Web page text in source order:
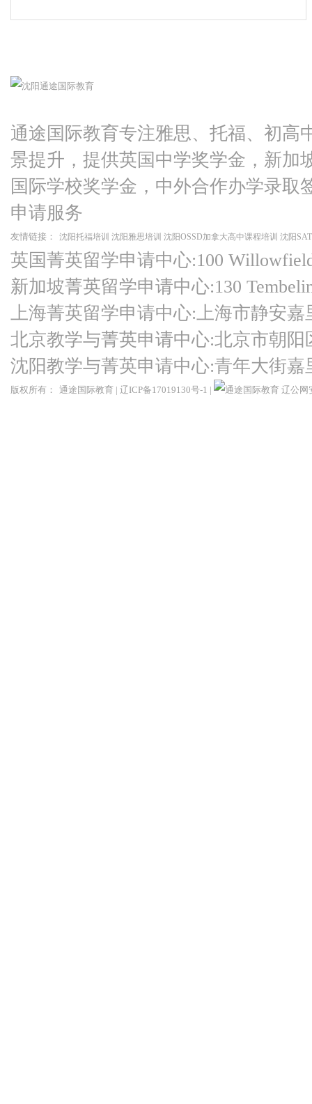
通途国际教育专注雅思、托福、初高
景提升，提供英国中学奖学金，新加
国际学校奖学金，中外合作办学录取
申请服务
友情链接： 沈阳托福培训 沈阳雅思培训 沈阳OSSD加拿大高中课程培训 沈阳
英国菁英留学申请中心:100
新加坡菁英留学申请中心:130
上海菁英留学申请中心:上海市静安嘉
北京教学与菁英申请中心:北京市朝
沈阳教学与菁英申请中心:青年大街
版权所有： 通途国际教育 | 辽ICP备17019130号-1 | 辽公网